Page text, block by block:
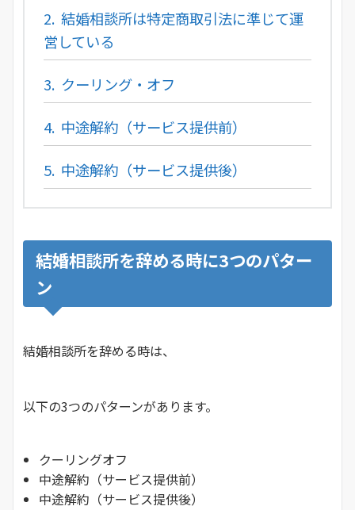
2. 結婚相談所は特定商取引法に準じて運
営している
3. クーリング・オフ
4. 中途解約（サービス提供前）
5. 中途解約（サービス提供後）
結婚相談所を辞める時に3つのパター
ン
結婚相談所を辞める時は、
以下の3つのパターンがあります。
クーリングオフ
中途解約（サービス提供前）
中途解約（サービス提供後）